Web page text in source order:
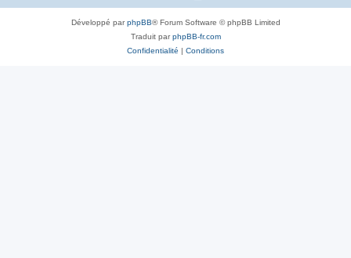
Développé parphpBB® Forum Software © phpBB Limited
Traduit parphpBB-fr.com
Confidentialité | Conditions